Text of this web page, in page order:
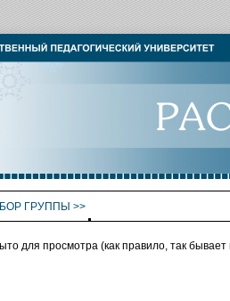
ГРУППЫ >>
для просмотра (как правило, так